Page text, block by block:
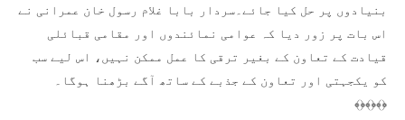
بنیادوں پر حل کیا جائے۔سردار بابا غلام رسول خان عمرانی نے
اس بات پر زور دیا کہ عوامی نمائندوں اور مقامی قبائلی
قیادت کے تعاون کے بغیر ترقی کا عمل ممکن نہیں، اس لیے سب
کو یکجہتی اور تعاون کے جذبے کے ساتھ آگے بڑھنا ہوگا۔
﴾﴿﴾﴿﴾﴿